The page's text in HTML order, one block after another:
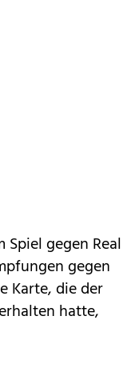
Spiel gegen Real
gegen
Karte, die der
hatte,